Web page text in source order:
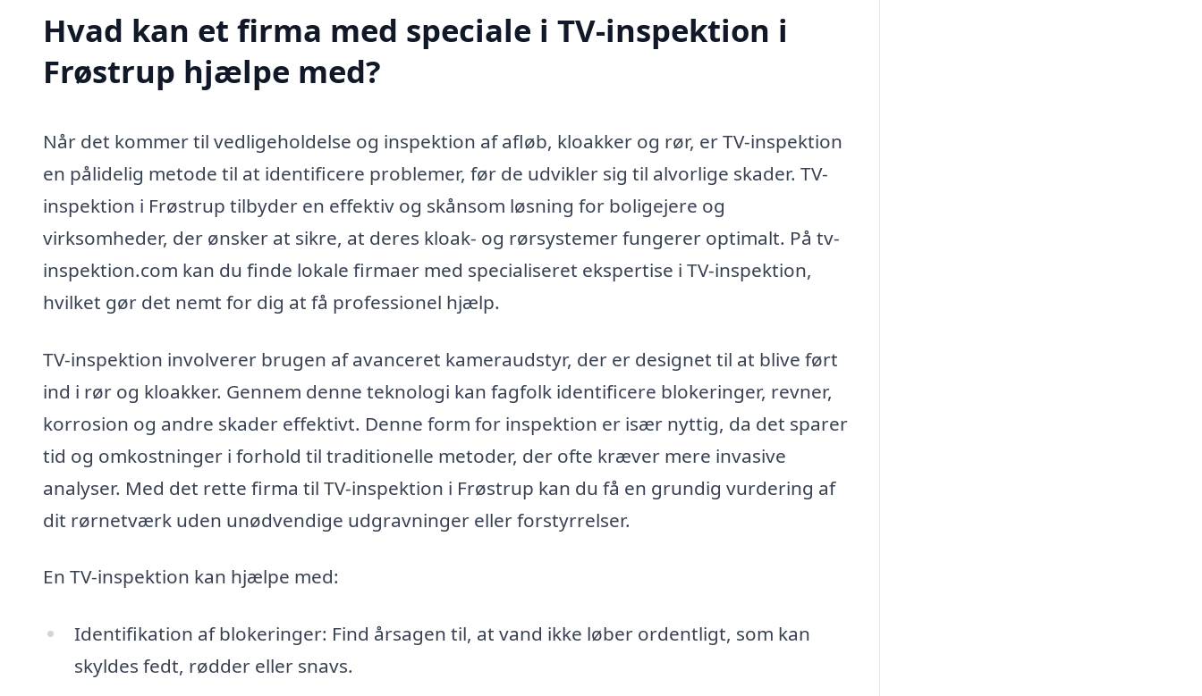
Hvad kan et firma med speciale i TV-inspektion i
Frøstrup hjælpe med?
Når det kommer til vedligeholdelse og inspektion af afløb, kloakker og rør, er TV-inspektion
en pålidelig metode til at identificere problemer, før de udvikler sig til alvorlige skader. TV-
inspektion i Frøstrup tilbyder en effektiv og skånsom løsning for boligejere og
virksomheder, der ønsker at sikre, at deres kloak- og rørsystemer fungerer optimalt. På tv-
inspektion.com kan du finde lokale firmaer med specialiseret ekspertise i TV-inspektion,
hvilket gør det nemt for dig at få professionel hjælp.
TV-inspektion involverer brugen af avanceret kameraudstyr, der er designet til at blive ført
ind i rør og kloakker. Gennem denne teknologi kan fagfolk identificere blokeringer, revner,
korrosion og andre skader effektivt. Denne form for inspektion er især nyttig, da det sparer
tid og omkostninger i forhold til traditionelle metoder, der ofte kræver mere invasive
analyser. Med det rette firma til TV-inspektion i Frøstrup kan du få en grundig vurdering af
dit rørnetværk uden unødvendige udgravninger eller forstyrrelser.
En TV-inspektion kan hjælpe med:
Identifikation af blokeringer: Find årsagen til, at vand ikke løber ordentligt, som kan
skyldes fedt, rødder eller snavs.